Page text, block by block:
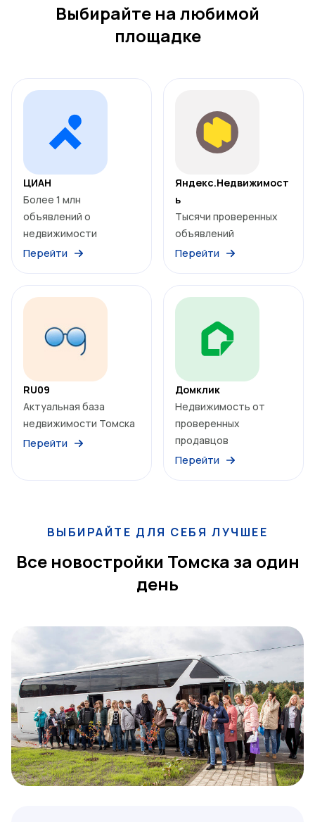
Выбирайте на любимой
площадке
ЦИАН
Более 1 млн
объявлений о
недвижимости
Перейти
Яндекс.Недвижимост
ь
Тысячи проверенных
объявлений
Перейти
RU09
Актуальная база
недвижимости Томска
Перейти
Домклик
Недвижимость от
проверенных
продавцов
Перейти
ВЫБИРАЙТЕ ДЛЯ СЕБЯ ЛУЧШЕЕ
Все новостройки Томска за один
день